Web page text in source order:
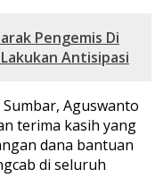
Pengemis Di
Antisipasi
Aguswanto
terima kasih yang
dana bantuan
di seluruh